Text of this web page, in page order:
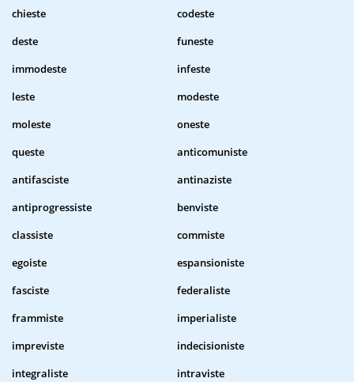
chieste
codeste
deste
funeste
immodeste
infeste
leste
modeste
moleste
oneste
queste
anticomuniste
antifasciste
antinaziste
antiprogressiste
benviste
classiste
commiste
egoiste
espansioniste
fasciste
federaliste
frammiste
imperialiste
impreviste
indecisioniste
integraliste
intraviste